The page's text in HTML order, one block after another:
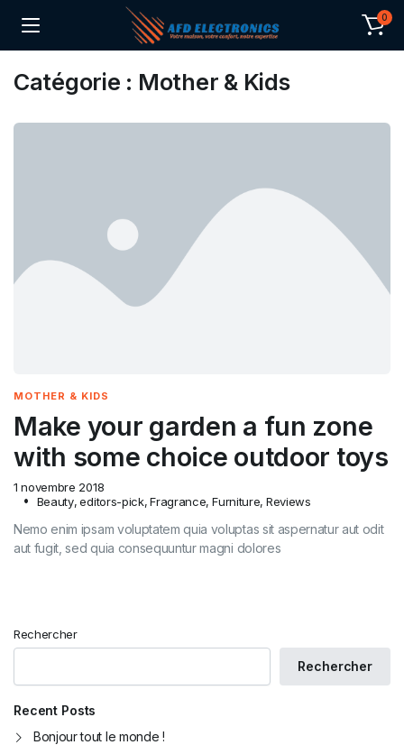
0
Catégorie : Mother & Kids
MOTHER & KIDS
Make your garden a fun zone
with some choice outdoor toys
1 novembre 2018
Beauty, editors-pick, Fragrance, Furniture, Reviews
Nemo enim ipsam voluptatem quia voluptas sit aspernatur aut odit
aut fugit, sed quia consequuntur magni dolores
Rechercher
Rechercher
Recent Posts
Bonjour tout le monde !